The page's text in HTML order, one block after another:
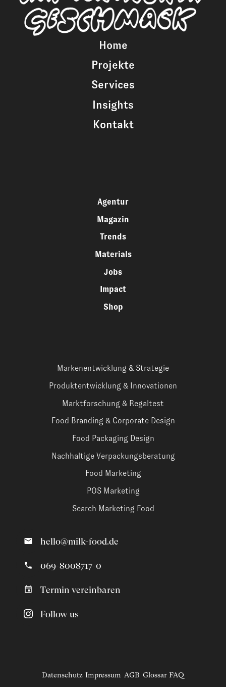
Home
Projekte
Services
Insights
Kontakt
Agentur
Magazin
Trends
Materials
Jobs
Impact
Shop
Markenentwicklung & Strategie
Produktentwicklung & Innovationen
Marktforschung & Regaltest
Food Branding & Corporate Design
Food Packaging Design
Nachhaltige Verpackungsberatung
Food Marketing
POS Marketing
Search Marketing Food
hello@milk-food.de
069-8008717-0
Termin vereinbaren
Follow us
Datenschutz Impressum AGB Glossar FAQ